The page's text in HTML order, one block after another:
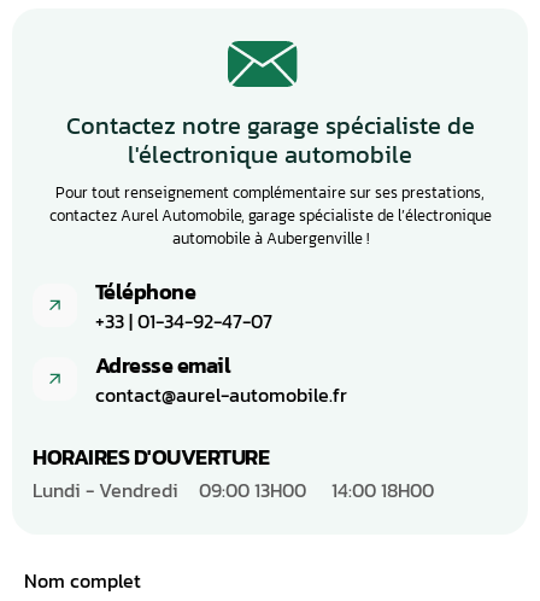
Contactez notre garage spécialiste de
l'électronique automobile
Pour tout renseignement complémentaire sur ses prestations,
contactez Aurel Automobile, garage spécialiste de l’électronique
automobile à Aubergenville !
Téléphone
+33 | 01-34-92-47-07
Adresse email
contact@aurel-automobile.fr
HORAIRES D'OUVERTURE
Lundi - Vendredi 09:00 13H00 14:00 18H00
Nom complet